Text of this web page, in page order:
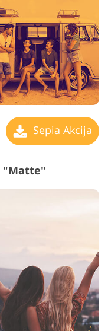
Sepia Akcija
"Matte"